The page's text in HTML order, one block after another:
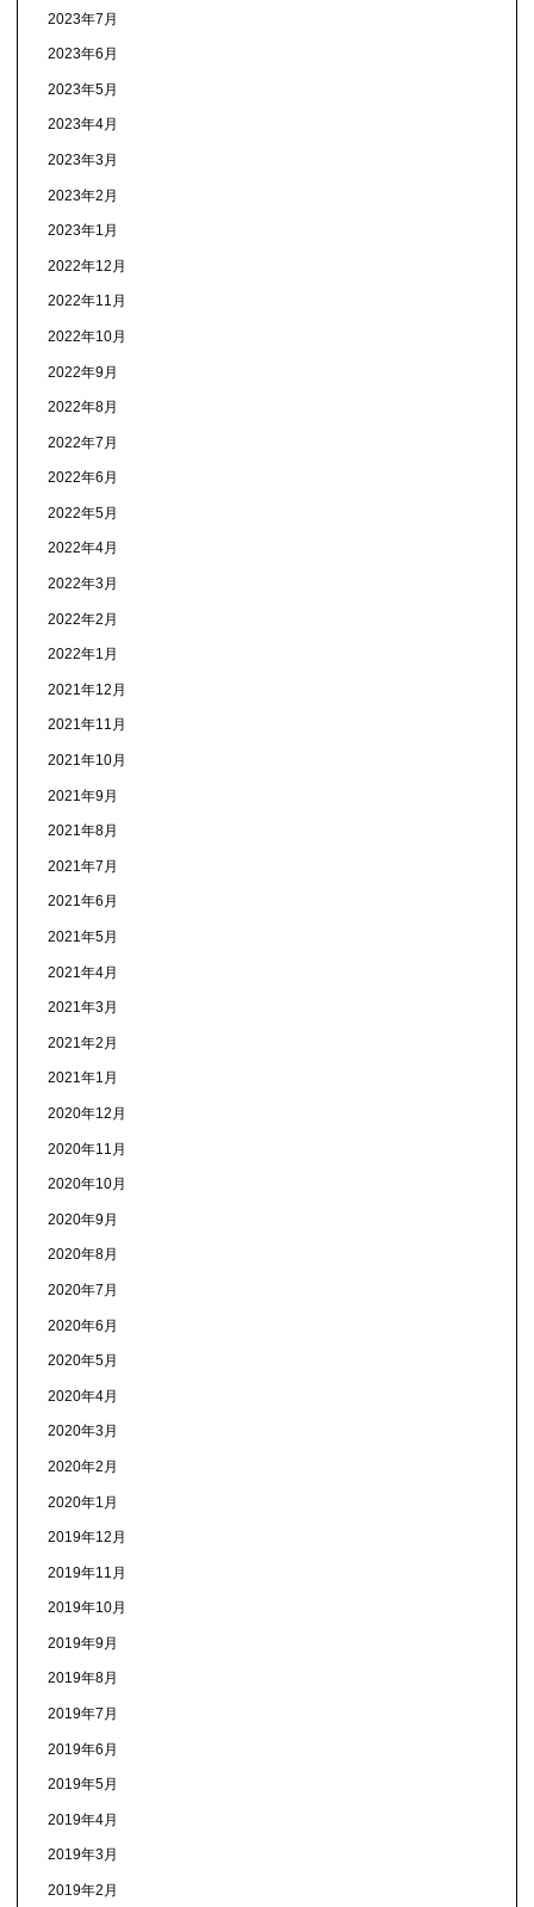
2023年7月
2023年6月
2023年5月
2023年4月
2023年3月
2023年2月
2023年1月
2022年12月
2022年11月
2022年10月
2022年9月
2022年8月
2022年7月
2022年6月
2022年5月
2022年4月
2022年3月
2022年2月
2022年1月
2021年12月
2021年11月
2021年10月
2021年9月
2021年8月
2021年7月
2021年6月
2021年5月
2021年4月
2021年3月
2021年2月
2021年1月
2020年12月
2020年11月
2020年10月
2020年9月
2020年8月
2020年7月
2020年6月
2020年5月
2020年4月
2020年3月
2020年2月
2020年1月
2019年12月
2019年11月
2019年10月
2019年9月
2019年8月
2019年7月
2019年6月
2019年5月
2019年4月
2019年3月
2019年2月